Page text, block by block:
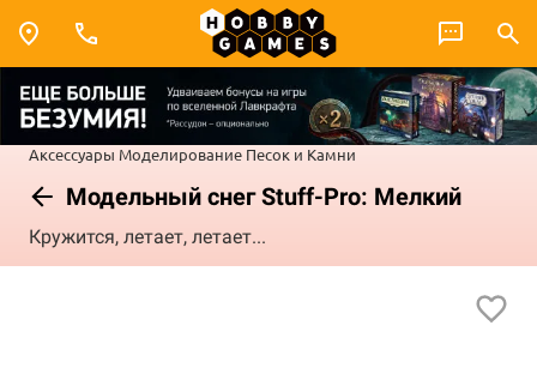
Аксессуары Моделирование Песок и Камни
Модельный снег Stuff-Pro: Мелкий
Кружится, летает, летает...